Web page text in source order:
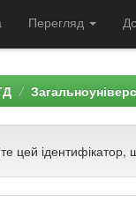
Перегляд
цей